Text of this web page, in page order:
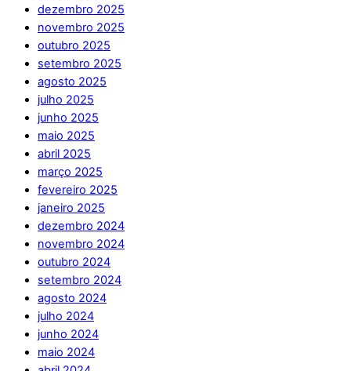
dezembro 2025
novembro 2025
outubro 2025
setembro 2025
agosto 2025
julho 2025
junho 2025
maio 2025
abril 2025
março 2025
fevereiro 2025
janeiro 2025
dezembro 2024
novembro 2024
outubro 2024
setembro 2024
agosto 2024
julho 2024
junho 2024
maio 2024